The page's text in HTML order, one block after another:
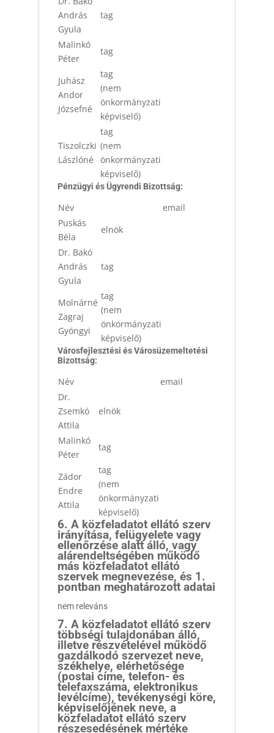
András
Gyula
tag
Malinkó
Péter
tag
Juhász
Andor
Józsefné
tag
(nem
önkormányzati
képviselő)
Tiszolczki
Lászlóné
tag
(nem
önkormányzati
képviselő)
Pénzügyi és Ügyrendi Bizottság:
Név
email
Puskás
Béla
elnök
Dr. Bakó
András
Gyula
tag
Molnárné
Zagraj
Gyöngyi
tag
(nem
önkormányzati
képviselő)
Városfejlesztési és Városüzemeltetési
Bizottság:
Név
email
Dr.
Zsemkó
Attila
elnök
Malinkó
Péter
tag
Zádor
Endre
Attila
tag
(nem
önkormányzati
képviselő)
6. A közfeladatot ellátó szerv
irányítása, felügyelete vagy
ellenőrzése alatt álló, vagy
alárendeltségében működő
más közfeladatot ellátó
szervek megnevezése, és 1.
pontban meghatározott adatai
nem releváns
7. A közfeladatot ellátó szerv
többségi tulajdonában álló,
illetve részvételével működő
gazdálkodó szervezet neve,
székhelye, elérhetősége
(postai címe, telefon- és
telefaxszáma, elektronikus
levélcíme), tevékenységi köre,
képviselőjének neve, a
közfeladatot ellátó szerv
részesedésének mértéke